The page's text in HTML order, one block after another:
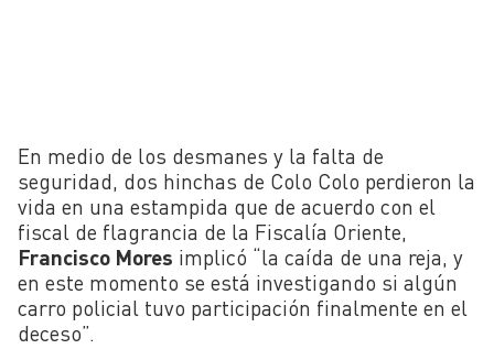
En medio de los desmanes y la falta de
seguridad, dos hinchas de Colo Colo perdieron la
vida en una estampida que de acuerdo con el
fiscal de flagrancia de la Fiscalía Oriente,
Francisco Mores implicó “la caída de una reja, y
en este momento se está investigando si algún
carro policial tuvo participación finalmente en el
deceso”.